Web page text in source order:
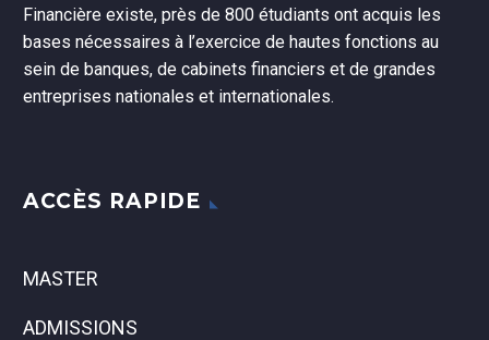
Financière existe, près de 800 étudiants ont acquis les
bases nécessaires à l’exercice de hautes fonctions au
sein de banques, de cabinets financiers et de grandes
entreprises nationales et internationales.
ACCÈS RAPIDE
MASTER
ADMISSIONS